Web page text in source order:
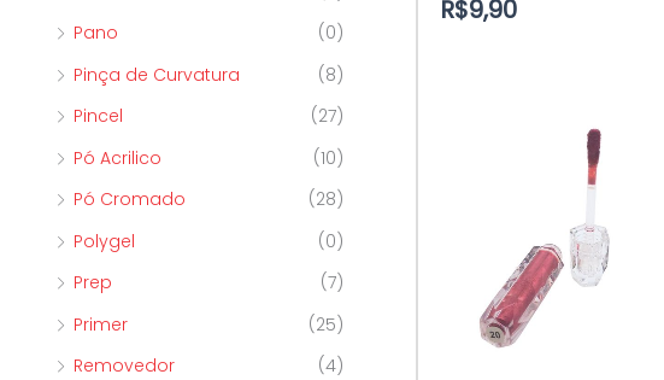
Pano
(0)
Pinça de Curvatura
(8)
Pincel
(27)
Pó Acrilico
(10)
Pó Cromado
(28)
Polygel
(0)
Prep
(7)
Primer
(25)
Removedor
(4)
R$9,90